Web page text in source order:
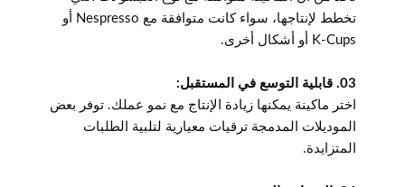
تخطط لإنتاجها، سواء كانت متوافقة مع Nespresso أو
K-Cups أو أشكال أخرى.
03. قابلية التوسع في المستقبل:
اختر ماكينة يمكنها زيادة الإنتاج مع نمو عملك. توفر بعض
الموديلات المدمجة ترقيات معيارية لتلبية الطلبات
المتزايدة.